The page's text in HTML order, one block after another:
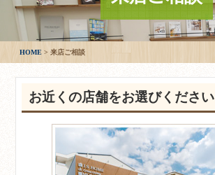
HOME 来店ご相談
お近くの店舗をお選びください